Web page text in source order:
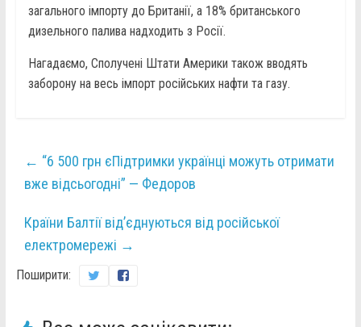
загального імпорту до Британії, а 18% британського
дизельного палива надходить з Росії.
Нагадаємо, Сполучені Штати Америки також вводять
заборону на весь імпорт російських нафти та газу.
← “6 500 грн єПідтримки українці можуть отримати
вже відсьогодні” — Федоров
Країни Балтії від’єднуються від російської
електромережі →
Поширити: